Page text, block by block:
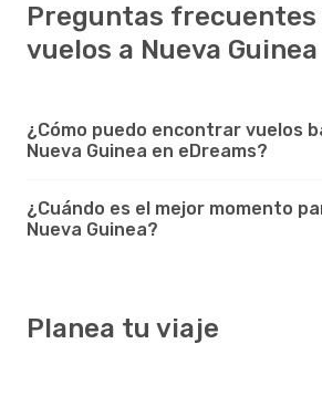
Preguntas frecuentes
vuelos a Nueva Guinea
¿Cómo puedo encontrar vuelos
Nueva Guinea en eDreams?
¿Cuándo es el mejor momento
Nueva Guinea?
Planea tu viaje